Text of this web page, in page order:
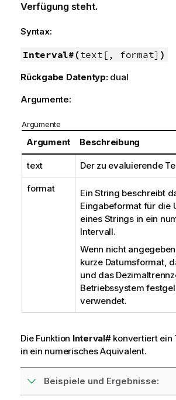
Verfügung steht.
Syntax:
Interval#(text[, format] )
Rückgabe Datentyp: dual
Argumente:
Argumente
Argument Beschreibung
text Der zu evaluierende
format
Ein String beschreibt
Eingabeformat für die
eines Strings in ein
Intervall.
Wenn nicht
kurze Datumsformat,
und das
Betriebssystem
verwendet.
Die Funktion Interval#konvertiert ein
in ein numerisches Äquivalent.
Beispiele und Ergebnisse: